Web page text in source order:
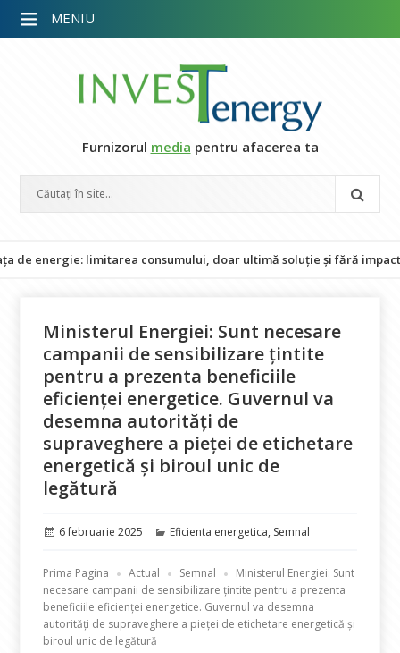
Furnizorul media pentru afacerea ta
limitarea consumului, doar ultimă soluție și fără impact
Ministerul Energiei: Sunt necesare
campanii de sensibilizare țintite
pentru a prezenta beneficiile
eficienței energetice. Guvernul va
desemna autorități de
supraveghere a pieței de etichetare
energetică și biroul unic de
legătură
Publicat
6 februarie 2025 Categorii
Eficienta energetica, Semnal
Prima Pagina Actual Semnal
Ministerul Energiei: Sunt
necesare campanii de sensibilizare țintite pentru a prezenta
beneficiile eficienței energetice. Guvernul va desemna
autorități de supraveghere a pieței de etichetare energetică și
biroul unic de legătură
MENIU